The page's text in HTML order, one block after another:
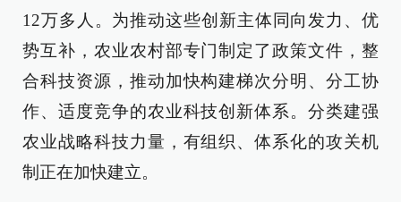
12万多人。为推动这些创新主体同向发力、优
势互补，农业农村部专门制定了政策文件，整
合科技资源，推动加快构建梯次分明、分工协
作、适度竞争的农业科技创新体系。分类建强
农业战略科技力量，有组织、体系化的攻关机
制正在加快建立。